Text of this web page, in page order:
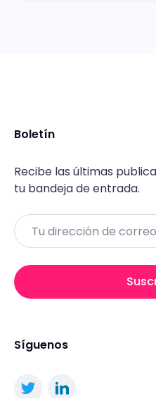
Boletín
Recibe las últimas
tu bandeja de entrada.
Email
Síguenos